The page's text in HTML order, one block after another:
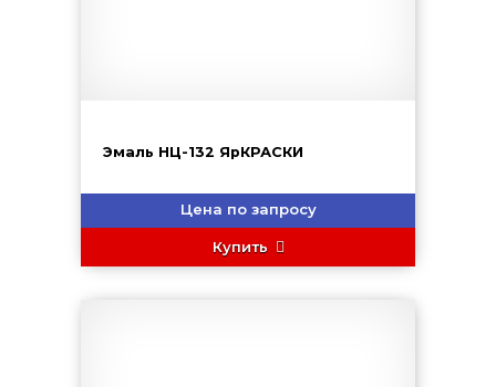
Эмаль НЦ-132 ЯрКРАСКИ
Цена по запросу
Купить